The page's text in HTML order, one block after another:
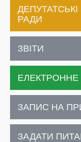
РАДИ
ЗВІТИ
ЕЛЕКТРОННЕ
ЗАПИС НА
ЗАДАТИ